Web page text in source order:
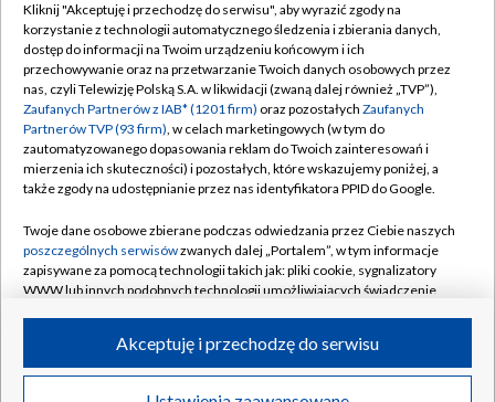
TVP
Abonament TVP
Emisja w TVP
Centrum informacji TVP
Naziemna Telewizja Cyfrowa
Rada Programowa
System NOS
Informacje o nadawcy
Program dla prasy
Regulamin TVP
Polityka prywatności
Moje zgody
Pomoc
Kontakt
Kanały
©2026 Telewizja Polska S.A. w likwidacji
Kliknij "Akceptuję i przechodzę do serwisu", aby wyrazić zgody na
korzystanie z technologii automatycznego śledzenia i zbierania danych,
dostęp do informacji na Twoim urządzeniu końcowym i ich
przechowywanie oraz na przetwarzanie Twoich danych osobowych przez
nas, czyli Telewizję Polską S.A. w likwidacji (zwaną dalej również „TVP”),
Zaufanych Partnerów z IAB* (1201 firm) oraz pozostałych Zaufanych
Partnerów TVP (93 firm), w celach marketingowych (w tym do
zautomatyzowanego dopasowania reklam do Twoich zainteresowań i
mierzenia ich skuteczności) i pozostałych, które wskazujemy poniżej, a
także zgody na udostępnianie przez nas identyfikatora PPID do Google.
Twoje dane osobowe zbierane podczas odwiedzania przez Ciebie naszych
poszczególnych serwisówzwanych dalej „Portalem”, w tym informacje
zapisywane za pomocą technologii takich jak: pliki cookie, sygnalizatory
WWW lub innych podobnych technologii umożliwiających świadczenie
ruchu w Internecie.
Twoje dane osobowe zbierane podczas odwiedzania przez Ciebie
Akceptuję i przechodzę do serwisu